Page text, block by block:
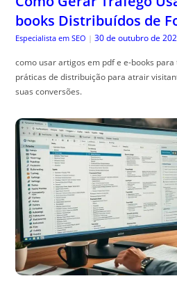
books Distribuídos de
Especialista em SEO | 30 de outubro de
como usar artigos em pdf e e-books
práticas de distribuição para atrair
suas conversões.